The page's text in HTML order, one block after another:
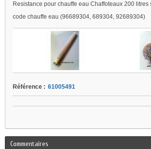
Resistance pour chauffe eau Chaffoteaux 200 litres
code chauffe eau (96689304, 689304, 92689304)
Référence : 61005491
Commentaires